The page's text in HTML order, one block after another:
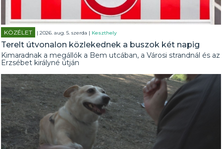
KÖZÉLET | 2026. aug. 5. szerda | Keszthely
Terelt útvonalon közlekednek a buszok két napig
Kimaradnak a megállók a Bem utcában, a Városi strandnál és az
Erzsébet királyné útján